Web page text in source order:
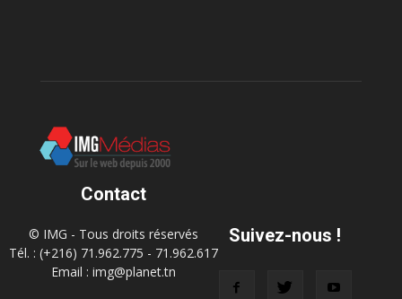
Contact
© IMG - Tous droits réservés
Tél. : (+216) 71.962.775 - 71.962.617
Email : img@planet.tn
Suivez-nous !